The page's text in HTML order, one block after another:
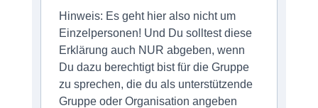
Hinweis: Es geht hier also nicht um
Einzelpersonen! Und Du solltest diese
Erklärung auch NUR abgeben, wenn
Du dazu berechtigt bist für die Gruppe
zu sprechen, die du als unterstützende
Gruppe oder Organisation angeben